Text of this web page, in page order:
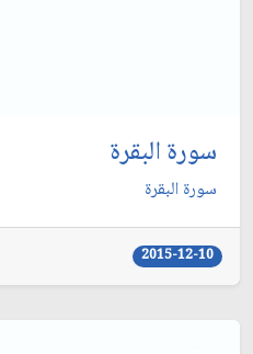
سورة البقرة
سورة البقرة
2015-12-10